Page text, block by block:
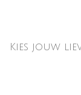
Kies jouw